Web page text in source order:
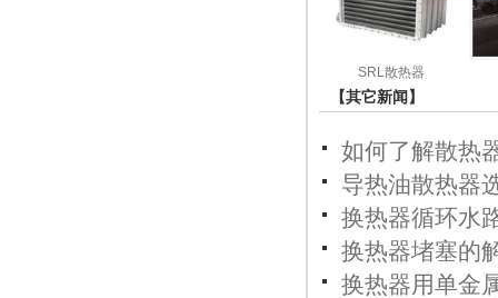
SRL散热器
【其它新闻】
如何了解散热
导热油散热器
换热器循环水
换热器堵塞的
换热器用单金